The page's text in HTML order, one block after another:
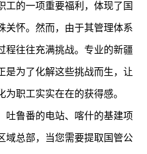
工的一项重要福利，体现了国
关怀。然而，由于其管理体系
程往往充满挑战。专业的新疆
是为了化解这些挑战而生，让
职工实实在在的获得感。
吐鲁番的电站、喀什的基建项
域总部，当您需要提取国管公